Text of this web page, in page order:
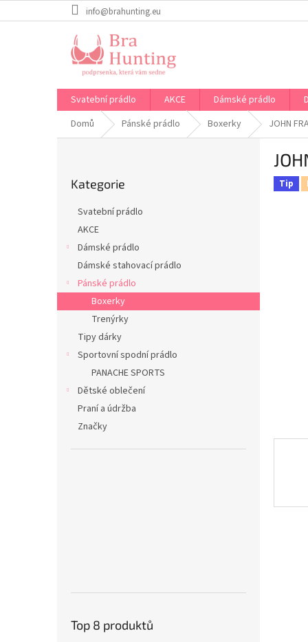
na
info@brahunting.eu
Svatební prádlo AKCE Dámské prádlo
Domů
Pánské prádlo Boxerky JOHN
a
n
kategorie
Kategorie
Svatební prádlo
AKCE
Dámské prádlo
Dámské stahovací prádlo
Pánské prádlo
Boxerky
Trenýrky
Tipy dárky
Sportovní spodní prádlo
PANACHE SPORTS
Dětské oblečení
Praní a údržba
Značky
Top 8 produktů
Tip